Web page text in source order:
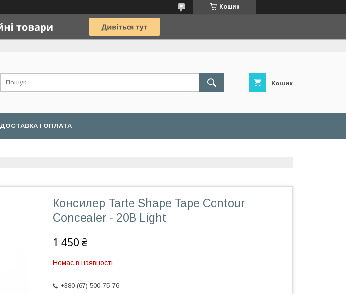
Кошик
Кошик
ДОСТАВКА І ОПЛАТА
Консилер Tarte Shape Tape Contour
Concealer - 20B Light
1 450 ₴
Немає в наявності
+380 (67) 500-75-76